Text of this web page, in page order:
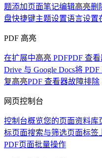
题添加页面笔记编辑高亮删
盘快捷键主题设置语言设置
PDF 高亮
在扩展中高亮 PDFPDF 查
Drive 与 Google Docs将
复高亮PDF 查看器故障排除
网页控制台
控制台概览您的页面资料库
标页面搜索与筛选页面标签
PDF页面批量操作